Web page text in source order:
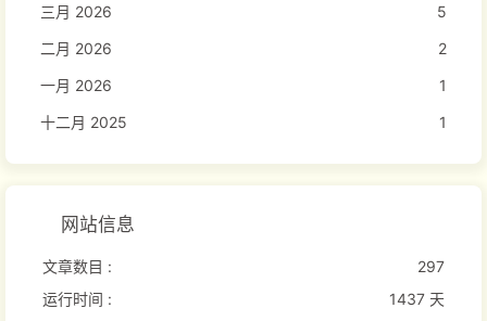
三月 2026
5
二月 2026
2
一月 2026
1
十二月 2025
1
网站信息
文章数目 :
297
运行时间 :
1437 天